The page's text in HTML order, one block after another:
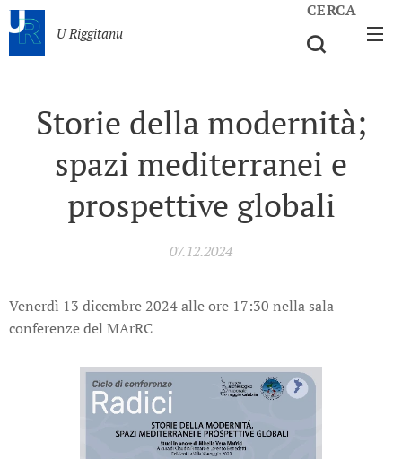
U Riggitanu
CERCA
Storie della modernità;
spazi mediterranei e
prospettive globali
07.12.2024
Venerdì 13 dicembre 2024 alle ore 17:30 nella sala
conferenze del MArRC